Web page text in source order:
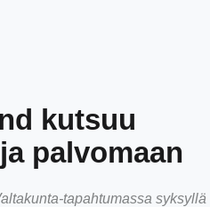
kutsuu
palvomaan
tapahtumassa syksyllä